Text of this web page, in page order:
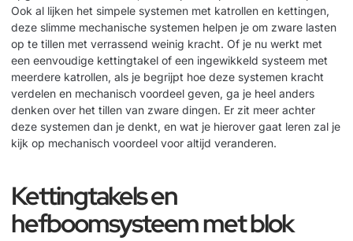
Ook al lijken het simpele systemen met katrollen en kettingen,
deze slimme mechanische systemen helpen je om zware lasten
op te tillen met verrassend weinig kracht. Of je nu werkt met
een eenvoudige kettingtakel of een ingewikkeld systeem met
meerdere katrollen, als je begrijpt hoe deze systemen kracht
verdelen en mechanisch voordeel geven, ga je heel anders
denken over het tillen van zware dingen. Er zit meer achter
deze systemen dan je denkt, en wat je hierover gaat leren zal je
kijk op mechanisch voordeel voor altijd veranderen.
Kettingtakels en
hefboomsysteem met blok